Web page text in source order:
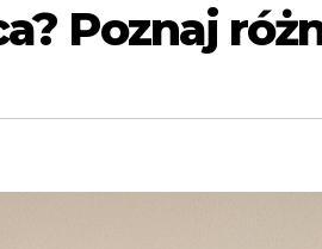
Poznaj